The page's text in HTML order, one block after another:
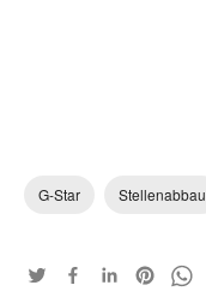
G-Star Stellenabbau